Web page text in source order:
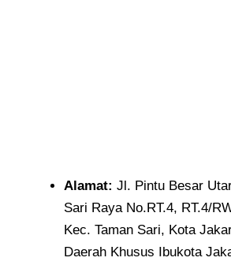
Alamat: Jl. Pintu Besar
Sari Raya No.RT.4, RT.4/
Kec. Taman Sari, Kota
Daerah Khusus Ibukota